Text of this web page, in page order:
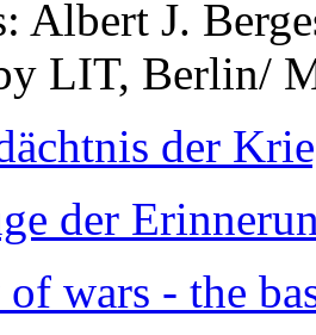
Albert J.
LIT, Berlin/
der
der
wars - the